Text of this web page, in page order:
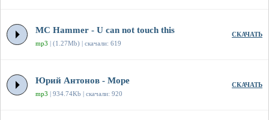
MC Hammer - U can not touch this
mp3 | (1.27Mb) | скачали: 619
СКАЧАТЬ
Юрий Антонов - Море
mp3 | 934.74Kb | скачали: 920
СКАЧАТЬ